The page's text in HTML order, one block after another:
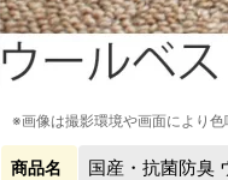
※画像は撮影環境や画面により
商品名 国産・抗菌防臭